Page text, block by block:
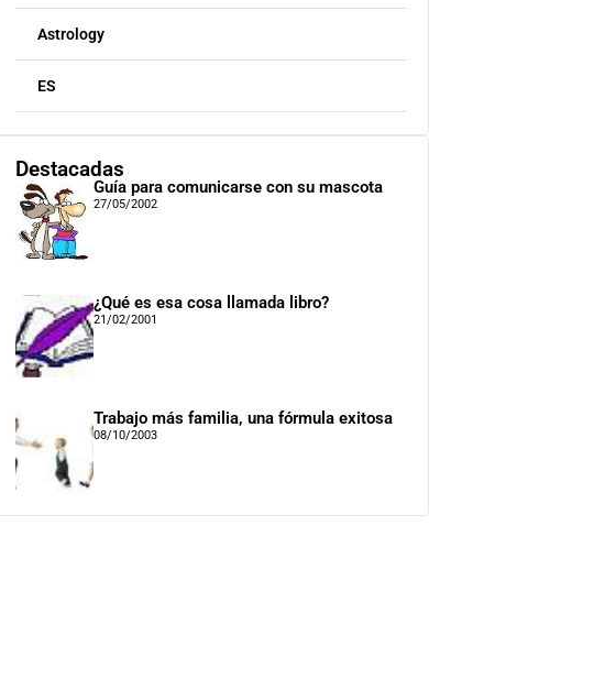
Astrology
ES
Destacadas
Guía para comunicarse con su mascota
27/05/2002
¿Qué es esa cosa llamada libro?
21/02/2001
Trabajo más familia, una fórmula exitosa
08/10/2003